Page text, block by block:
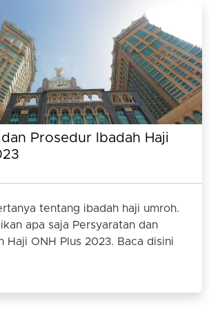
Prosedur Ibadah Haji
tentang ibadah haji umroh.
apa saja Persyaratan dan
Haji ONH Plus 2023. Baca disini